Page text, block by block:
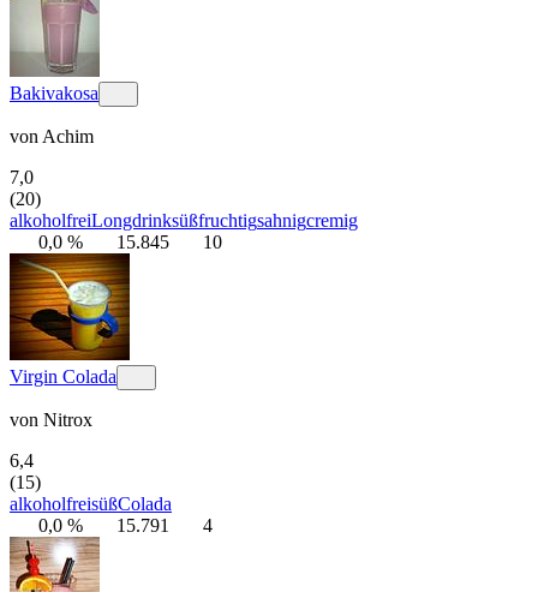
Bakivakosa
von Achim
7,0
(20)
alkoholfreiLongdrinksüßfruchtigsahnigcremig
0,0 %
15.845 10
Virgin Colada
von Nitrox
6,4
(15)
alkoholfreisüßColada
0,0 %
15.791 4